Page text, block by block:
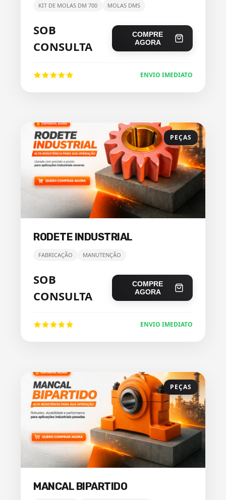
KIT DE MOLAS DM 700 MOLAS DMS
SOB
CONSULTA
COMPRE
AGORA
ENVIO IMEDIATO
PEÇAS
RODETE INDUSTRIAL
FABRICAÇÃO MANUTENÇÃO
SOB
CONSULTA
COMPRE
AGORA
ENVIO IMEDIATO
PEÇAS
MANCAL BIPARTIDO